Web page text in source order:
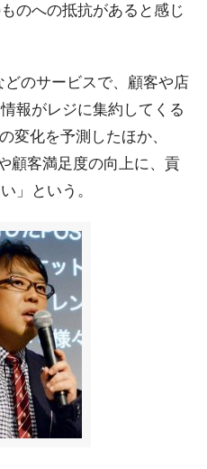
のへの抵抗があると感じ
のサービスで、顧客や店
報がレジに集約してくる
変化を予測したほか、
顧客満足度の向上に、貢
」という。